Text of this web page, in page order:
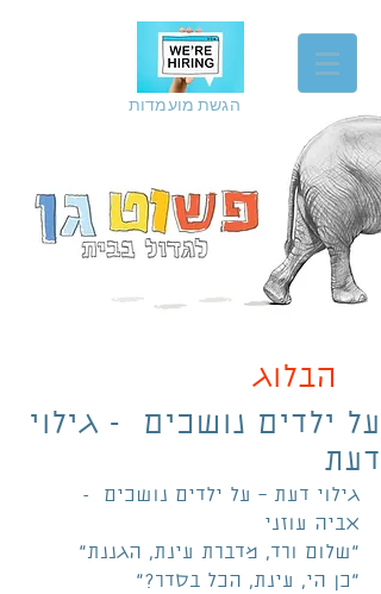
הגשת מועמדות
הבלוג
על ילדים נושכים - גילוי
דעת
גילוי דעת – על ילדים נושכים  -
אביה עוזני
"שלום ורד, מדברת עינת, הגננת"
"כן הי, עינת, הכל בסדר?"